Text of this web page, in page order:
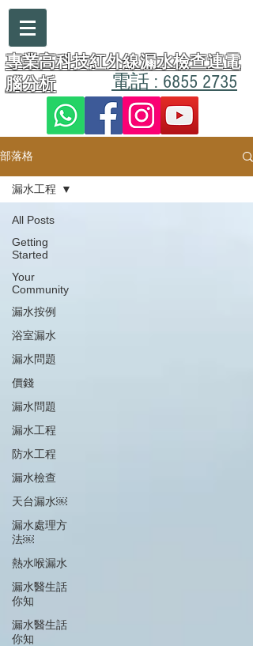
電話 : 6855 2735
專業高科技紅外線漏水檢查連電
腦分析
部落格
All Posts
Getting
Started
Your
Community
漏水按例
浴室漏水
漏水問題
價錢
漏水問題
漏水工程
防水工程
漏水檢查
天台漏水￼
漏水處理方
法￼
熱水喉漏水
漏水醫生話
你知
漏水醫生話
你知
漏水工程